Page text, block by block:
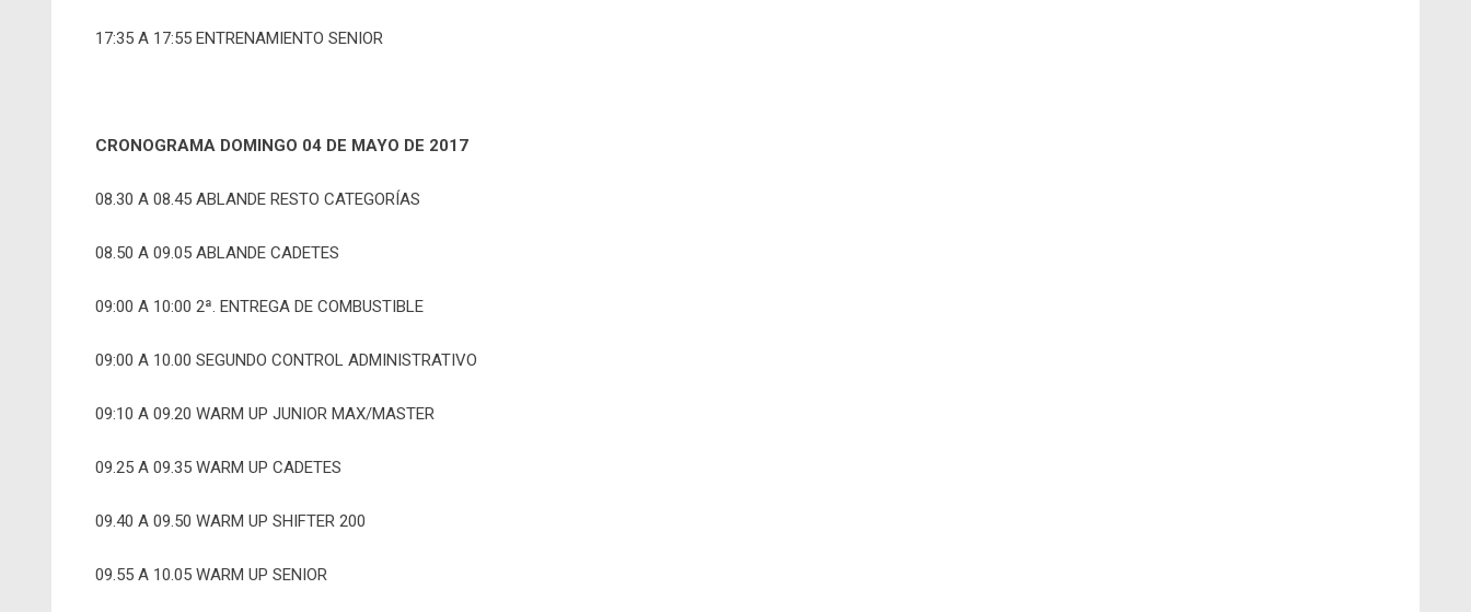
17:35 A 17:55 ENTRENAMIENTO SENIOR
CRONOGRAMA DOMINGO 04 DE MAYO DE 2017
08.30 A 08.45 ABLANDE RESTO CATEGORÍAS
08.50 A 09.05 ABLANDE CADETES
09:00 A 10:00 2ª. ENTREGA DE COMBUSTIBLE
09:00 A 10.00 SEGUNDO CONTROL ADMINISTRATIVO
09:10 A 09.20 WARM UP JUNIOR MAX/MASTER
09.25 A 09.35 WARM UP CADETES
09.40 A 09.50 WARM UP SHIFTER 200
09.55 A 10.05 WARM UP SENIOR